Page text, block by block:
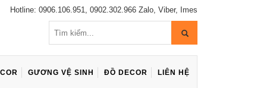
Hotline: 0906.106.951, 0902.302.966 Zalo, Viber, Imes
GƯƠNG VỆ SINH ĐỒ DECOR LIÊN HỆ